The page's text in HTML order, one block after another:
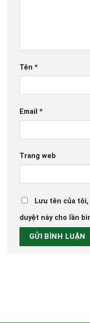
Tên *
Email *
Trang web
Lưu tên của
duyệt này cho lần